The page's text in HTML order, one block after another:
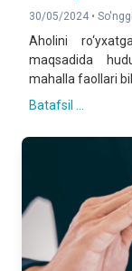
30/05/2024 •
Aholini
maqsadida
mahalla faollari
Batafsil ...